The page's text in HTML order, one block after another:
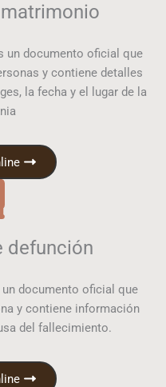
un documento oficial que
y contiene detalles
la fecha y el lugar de la
defunción
documento oficial que
y contiene información
del fallecimiento.